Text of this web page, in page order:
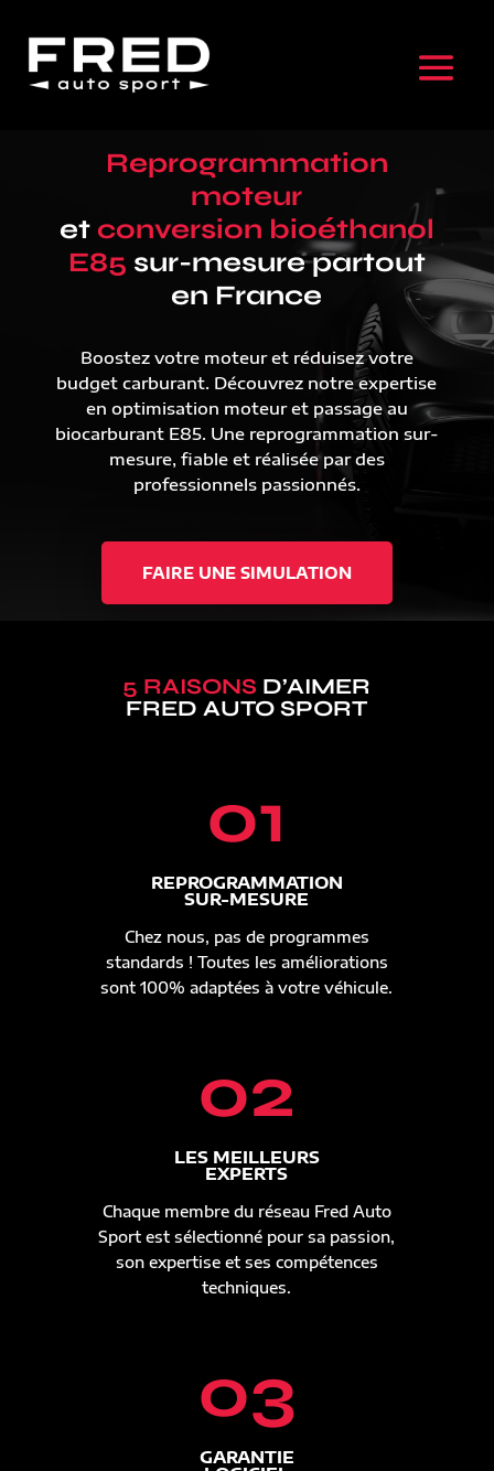
Reprogrammation
moteur
et conversion bioéthanol
E85 sur-mesure partout
en France
Boostez votre moteur et réduisez votre
budget carburant. Découvrez notre expertise
en optimisation moteur et passage au
biocarburant E85. Une reprogrammation sur-
mesure, fiable et réalisée par des
professionnels passionnés.
FAIRE UNE SIMULATION
5 RAISONS D’AIMER
FRED AUTO SPORT
01
REPROGRAMMATION
SUR-MESURE
Chez nous, pas de programmes
standards ! Toutes les améliorations
sont 100% adaptées à votre véhicule.
02
LES MEILLEURS
EXPERTS
Chaque membre du réseau Fred Auto
Sport est sélectionné pour sa passion,
son expertise et ses compétences
techniques.
03
GARANTIE